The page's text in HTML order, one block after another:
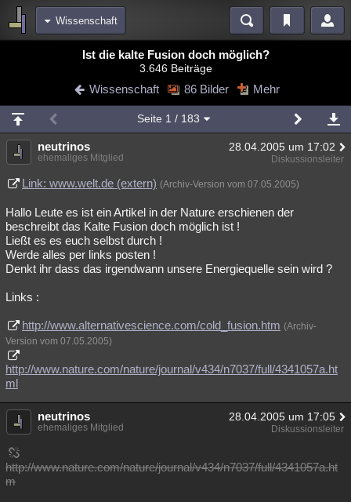
Wissenschaft
Blogs Videos
Chat Wiki Neuigkeiten
meine Rubriken
Menschen Wissenschaft Mystery Kriminalfälle
Spiritualität Verschwörungen Technologie Ufologie
Natur Umfragen Unterhaltung
weitere Rubriken
Philosophie Träume Orte
Astronomie
Musik Clash Verbesserungen Allmystery English
Übersichten
Besucht Teilgenommen Alle Neue Geschlossen
Ist die kalte Fusion doch möglich?
3.646 Beiträge
Wissenschaft 86 Bilder Mehr
Seite 1 / 183
neutrinos 28.04.2005 um 17:02
ehemaliges Mitglied Diskussionsleiter
Link: www.welt.de (extern) (Archiv-Version vom 07.05.2005)
Hallo Leute es ist ein Artikel in der Nature erschienen der
beschreibt das Kalte Fusion doch möglich ist !
Ließt es es euch selbst durch !
Werde alles per links posten !
Denkt ihr dass das irgendwann unsere Energiequelle sein wird ?
Links :
http://www.alternativescience.com/cold_fusion.htm (Archiv-
Version vom 07.05.2005)
http://www.nature.com/nature/journal/v434/n7037/full/4341057a.ht
ml
neutrinos 28.04.2005 um 17:05
ehemaliges Mitglied Diskussionsleiter
http://www.nature.com/nature/journal/v434/n7037/full/4341057a.ht
m